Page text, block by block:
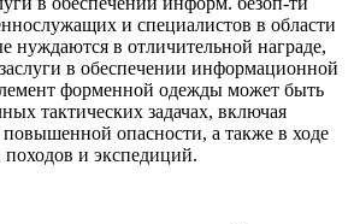
и специалистов в области
нуждаются в отличительной награде,
в обеспечении информационной
форменной одежды может быть
тактических задачах, включая
опасности, а также в ходе
и экспедиций.